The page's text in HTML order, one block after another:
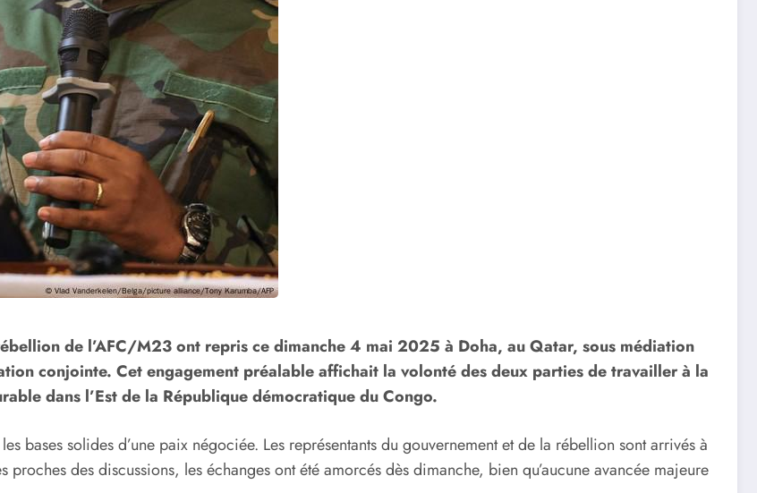
de l’AFC/M23 ont repris ce dimanche 4 mai 2025 à Doha, au Qatar, sous médiation
conjointe. Cet engagement préalable affichait la volonté des deux parties de travailler à la
dans l’Est de la République démocratique du Congo.
bases solides d’une paix négociée. Les représentants du gouvernement et de la rébellion sont arrivés à
des discussions, les échanges ont été amorcés dès dimanche, bien qu’aucune avancée majeure